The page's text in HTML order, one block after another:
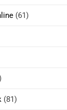
(61)
(81)